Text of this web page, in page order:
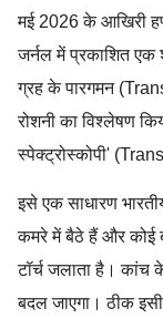
मई 2026 के आखिरी
जर्नल में प्रकाशित
ग्रह के पारगमन
रोशनी का विश्लेषण
स्पेक्ट्रोस्कोपी'
इसे एक साधारण
कमरे में बैठे हैं और कोई
टॉर्च जलाता है। कांच
बदल जाएगा। ठीक